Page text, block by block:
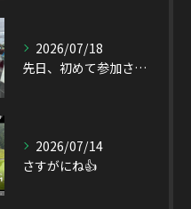
2026/07/18
先日、初めて参加させて頂いたDOCUS OPEN Tourn...
2026/07/14
さすがにね👍